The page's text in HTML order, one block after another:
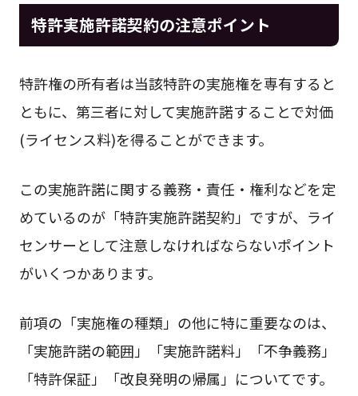
特許実施許諾契約の注意ポイント
特許権の所有者は当該特許の実施権を専有すると
ともに、第三者に対して実施許諾することで対価
(ライセンス料)を得ることができます。
この実施許諾に関する義務・責任・権利などを定
めているのが「特許実施許諾契約」ですが、ライ
センサーとして注意しなければならないポイント
がいくつかあります。
前項の「実施権の種類」の他に特に重要なのは、
「実施許諾の範囲」「実施許諾料」「不争義務」
「特許保証」「改良発明の帰属」についてです。